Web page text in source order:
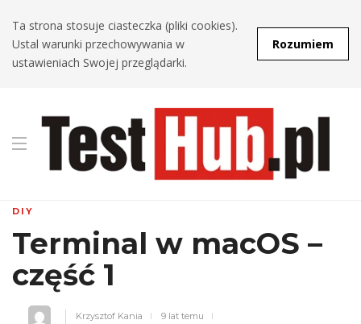
Ta strona stosuje ciasteczka (pliki cookies).
Ustal warunki przechowywania w
ustawieniach Swojej przeglądarki.
Rozumiem
DIY
Terminal w macOS –
część 1
Krzysztof Kania 9 lat temu